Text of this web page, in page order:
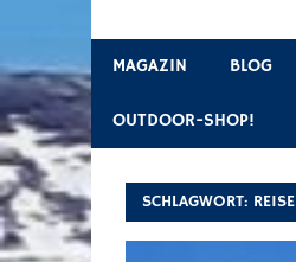
MAGAZIN BLOG
OUTDOOR-SHOP!
SCHLAGWORT: REISE